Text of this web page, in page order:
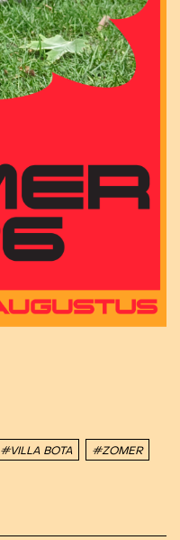
#VILLA BOTA #ZOMER